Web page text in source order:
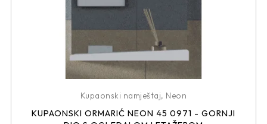
Kupaonski namještaj, Neon
KUPAONSKI ORMARIĆ NEON 45 0971 - GORNJI